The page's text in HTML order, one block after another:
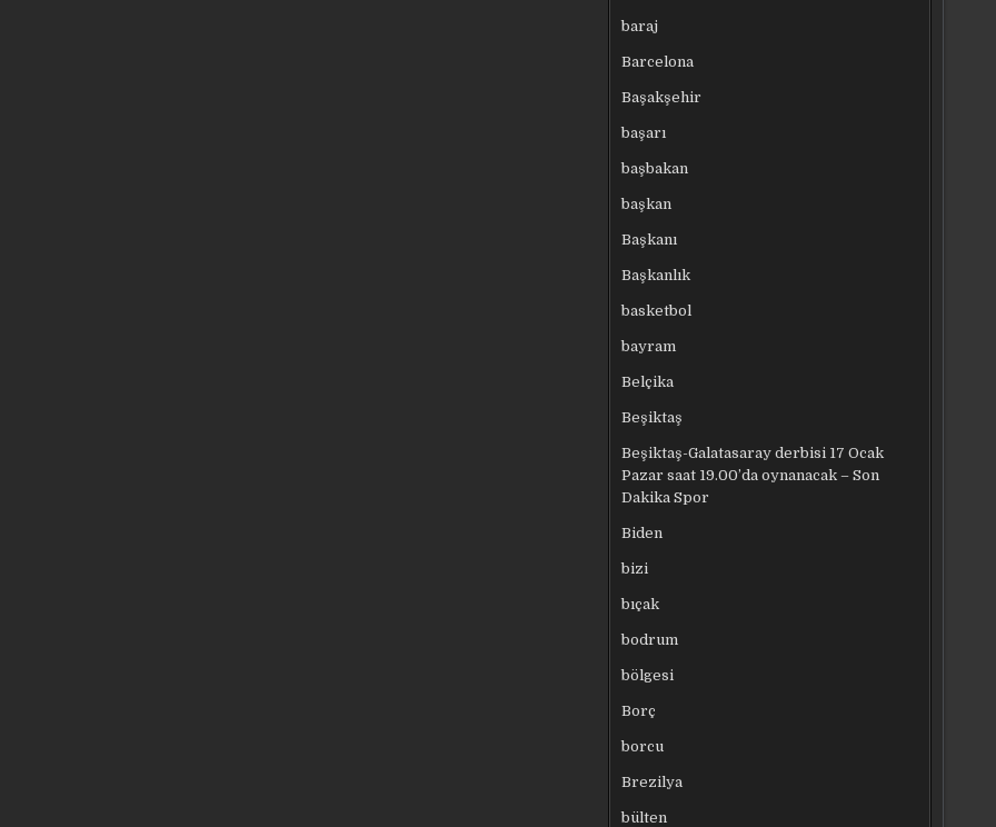
baraj
Barcelona
Başakşehir
başarı
başbakan
başkan
Başkanı
Başkanlık
basketbol
bayram
Belçika
Beşiktaş
Beşiktaş-Galatasaray derbisi 17 Ocak
Pazar saat 19.00’da oynanacak – Son
Dakika Spor
Biden
bizi
bıçak
bodrum
bölgesi
Borç
borcu
Brezilya
bülten